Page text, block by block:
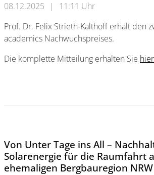
08.12.2025 |
11:11 Uhr
Prof. Dr. Felix Strieth-Kalthoff erhält den
academics Nachwuchspreises.
Die komplette Mitteilung erhalten Sie hier
Von Unter Tage ins All –
Solarenergie für die Raumfahrt
ehemaligen Bergbauregion NRW